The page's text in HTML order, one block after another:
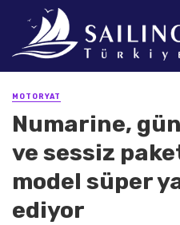
MOTORYAT
Numarine,
ve sessiz
model süper
ediyor